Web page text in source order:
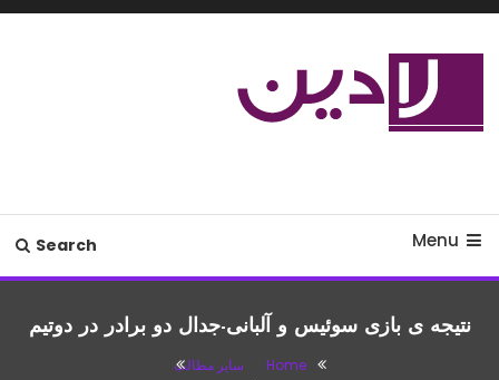
Skip
Menu
Search
نتیجه ی بازی سوئیس و آلبانی-جدال دو برادر در دوتیم
Home
سایر مطالب